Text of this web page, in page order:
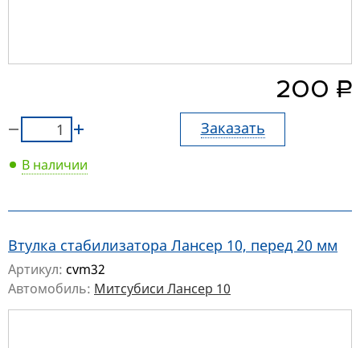
200 руб.
Заказать
В наличии
Втулка стабилизатора Лансер 10, перед 20 мм
Артикул: cvm32
Автомобиль: Митсубиси Лансер 10